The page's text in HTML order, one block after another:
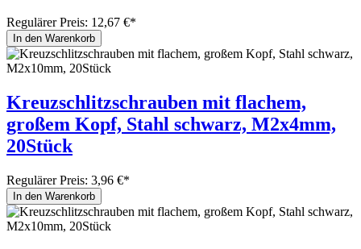
Regulärer Preis: 12,67 €*
In den Warenkorb
Kreuzschlitzschrauben mit flachem,
großem Kopf, Stahl schwarz, M2x4mm,
20Stück
Regulärer Preis: 3,96 €*
In den Warenkorb